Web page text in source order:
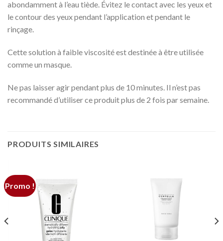
abondamment à l’eau tiède. Évitez le contact avec les yeux et
le contour des yeux pendant l’application et pendant le
rinçage.
Cette solution à faible viscosité est destinée à être utilisée
comme un masque.
Ne pas laisser agir pendant plus de 10 minutes. Il n’est pas
recommandé d’utiliser ce produit plus de 2 fois par semaine.
PRODUITS SIMILAIRES
Promo !